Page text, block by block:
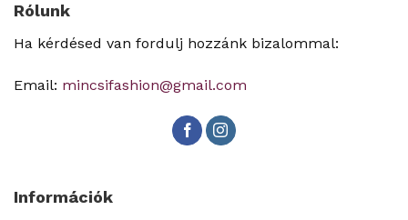
Rólunk
Ha kérdésed van fordulj hozzánk bizalommal:
Email: mincsifashion@gmail.com
Információk